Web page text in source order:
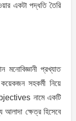
একটা পদ্ধতি তৈরি
মনোবিজ্ঞানী প্রখ্যাত
সহকর্মী নিয়ে
নামে একটি
ক্ষেত্র হিসেবে